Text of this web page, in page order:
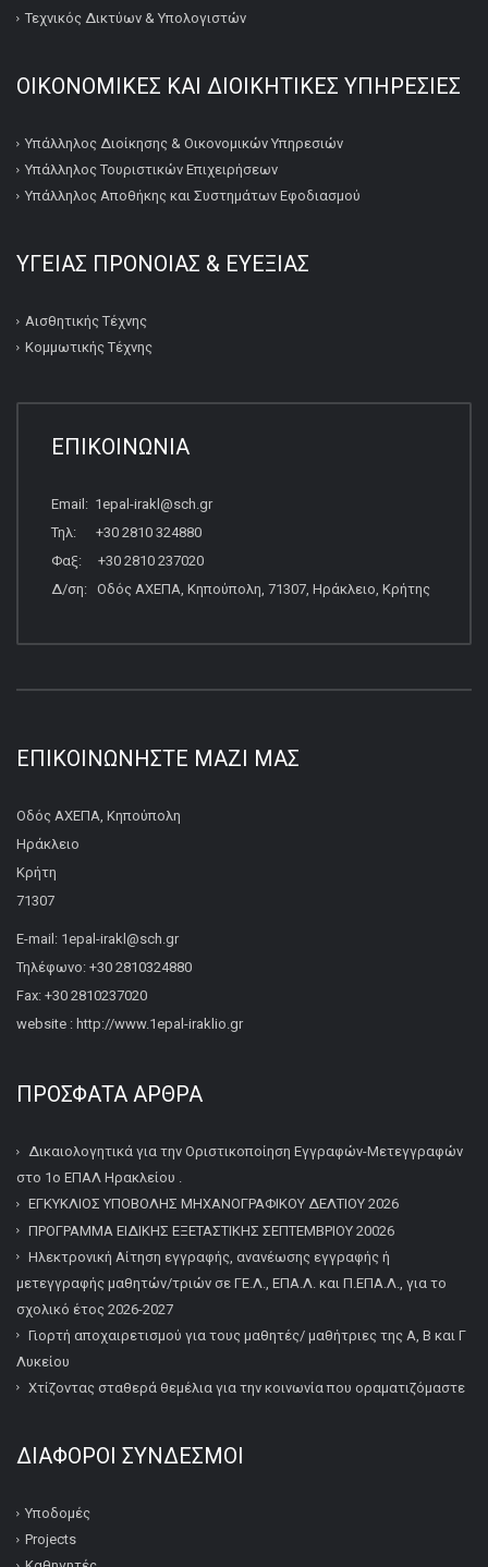
Τεχνικός Δικτύων & Υπολογιστών
ΟΙΚΟΝΟΜΙΚΕΣ ΚΑΙ ΔΙΟΙΚΗΤΙΚΕΣ ΥΠΗΡΕΣΙΕΣ
Υπάλληλος Διοίκησης & Οικονομικών Υπηρεσιών
Υπάλληλος Τουριστικών Επιχειρήσεων
Υπάλληλος Αποθήκης και Συστημάτων Εφοδιασμού
ΥΓΕΙΑΣ ΠΡΟΝΟΙΑΣ & ΕΥΕΞΙΑΣ
Αισθητικής Τέχνης
Κομμωτικής Τέχνης
ΕΠΙΚΟΙΝΩΝΙΑ
Email: 1epal-irakl@sch.gr
Τηλ: +30 2810 324880
Φαξ: +30 2810 237020
Δ/ση: Οδός ΑΧΕΠΑ, Κηπούπολη, 71307, Ηράκλειο, Κρήτης
ΕΠΙΚΟΙΝΩΝΉΣΤΕ ΜΑΖΊ ΜΑΣ
Οδός ΑΧΕΠΑ, Κηπούπολη
Ηράκλειο
Κρήτη
71307
E-mail: 1epal-irakl@sch.gr
Τηλέφωνο: +30 2810324880
Fax: +30 2810237020
website : http://www.1epal-iraklio.gr
ΠΡΌΣΦΑΤΑ ΆΡΘΡΑ
Δικαιολογητικά για την Οριστικοποίηση Εγγραφών-Μετεγγραφών
στο 1ο ΕΠΑΛ Ηρακλείου .
ΕΓΚΥΚΛΙΟΣ ΥΠΟΒΟΛΗΣ ΜΗΧΑΝΟΓΡΑΦΙΚΟΥ ΔΕΛΤΙΟΥ 2026
ΠΡΟΓΡΑΜΜΑ ΕΙΔΙΚΗΣ ΕΞΕΤΑΣΤΙΚΗΣ ΣΕΠΤΕΜΒΡΙΟΥ 20026
Ηλεκτρονική Αίτηση εγγραφής, ανανέωσης εγγραφής ή
μετεγγραφής μαθητών/τριών σε ΓΕ.Λ., ΕΠΑ.Λ. και Π.ΕΠΑ.Λ., για το
σχολικό έτος 2026-2027
Γιορτή αποχαιρετισμού για τους μαθητές/ μαθήτριες της Α, Β και Γ
Λυκείου
Χτίζοντας σταθερά θεμέλια για την κοινωνία που οραματιζόμαστε
ΔΙΆΦΟΡΟΙ ΣΎΝΔΕΣΜΟΙ
Υποδομές
Projects